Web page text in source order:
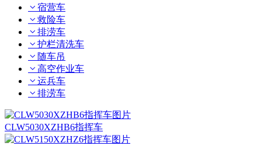
宿营车
救险车
排涝车
护栏清洗车
随车吊
高空作业车
运兵车
排涝车
CLW5030XZHB6指挥车